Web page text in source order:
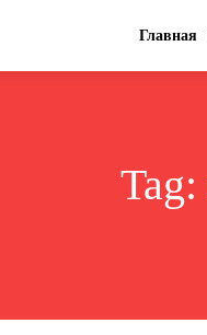
Главная
Tag: